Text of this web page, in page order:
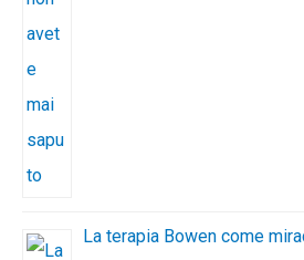
La terapia Bowen come